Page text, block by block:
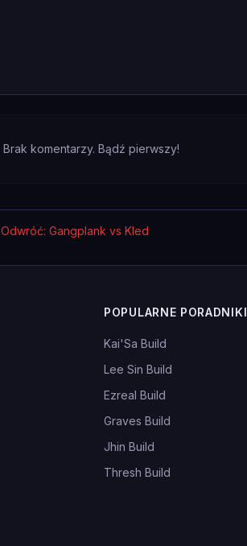
Brak komentarzy. Bądź pierwszy!
Odwróć: Gangplank vs Kled
POPULARNE PORADNIKI
Kai'Sa Build
Lee Sin Build
Ezreal Build
Graves Build
Jhin Build
Thresh Build